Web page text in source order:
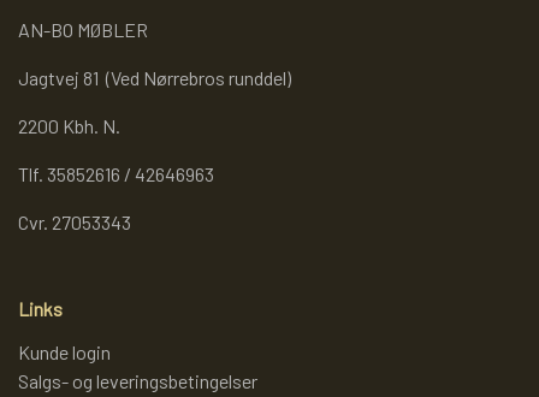
AN-BO MØBLER
Jagtvej 81 (Ved Nørrebros runddel)
2200 Kbh. N.
Tlf. 35852616 / 42646963
Cvr. 27053343
Links
Kunde login
Salgs- og leveringsbetingelser